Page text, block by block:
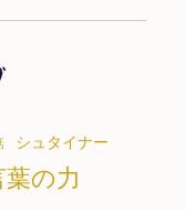
シュタイナー
葉の力